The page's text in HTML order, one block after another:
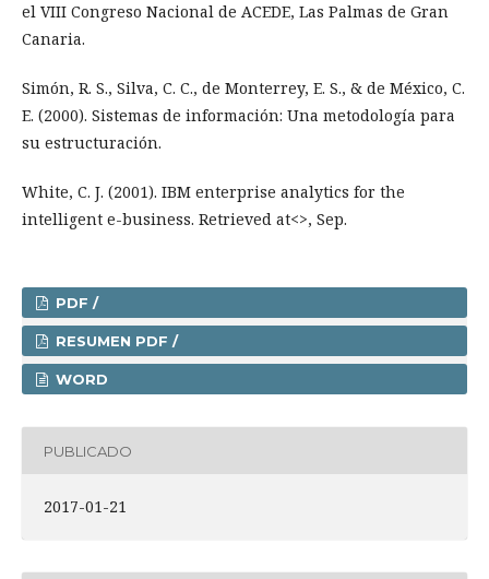
el VIII Congreso Nacional de ACEDE, Las Palmas de Gran
Canaria.
Simón, R. S., Silva, C. C., de Monterrey, E. S., & de México, C.
E. (2000). Sistemas de información: Una metodología para
su estructuración.
White, C. J. (2001). IBM enterprise analytics for the
intelligent e-business. Retrieved at<>, Sep.
PDF /
RESUMEN PDF /
WORD
PUBLICADO
2017-01-21